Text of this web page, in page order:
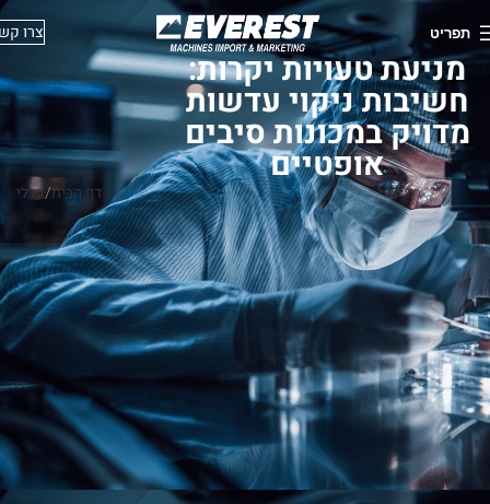
תפריט צרו
מניעת טעויות יקרות:
חשיבות ניקוי עדשות
מדויק במכונות סיבים
אופטיים
דף הבית כללי